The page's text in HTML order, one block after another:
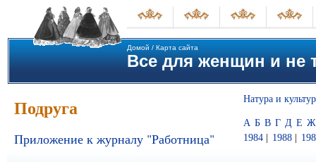
Домой / Карта сайта
Все для женщин и не
Подруга
Приложение к журналу "Работница"
Натура и
А Б В Г Д Е Ж
1984 1988